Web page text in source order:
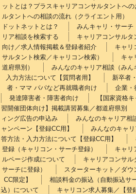
ットとは？プラスキャリアコンサルタントへ
ルタントへの相談の流れ（クライエント用）
ドットネットとは？
みんキャリ・サーチ
リア相談を検索する
キャリアコンサル
向け／求人情報掲載＆登録者紹介
キャリ
サルタント検索／キャリコン検索）
キャ
道府県別）
みんなのキャリア相談（みん
入力方法について【質問者用】
新卒者
者・ママ パパなど再就職者向け
企業・
発達障害者・障害者向け
【国家資格
習開催団体向け】掲載講習募集／都道府県別
ィング広告の申込み
みんなのキャリア相
ャンペーン【登録CC用】
みんなのキャ
答方法・入力方法について【登録CC用】
登録（キャリコン・サーチ登録）
キャリ
ルページ作成について
キャリアコンサル
サーチに登録）
スターターキット／ダ
CC限定】
相談料金の振込（自動振込サ
込）について
キャリコン求人募集／【登